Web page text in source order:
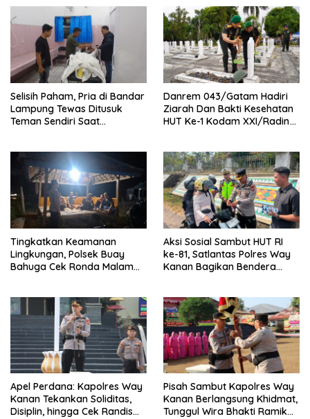
Selisih Paham, Pria di Bandar
Lampung Tewas Ditusuk
Teman Sendiri Saat
Danrem 043/Gatam Hadiri
Ziarah Dan Bakti Kesehatan
HUT Ke-1 Kodam XXI/Radin
Tingkatkan Keamanan
Lingkungan, Polsek Buay
Bahuga Cek Ronda Malam
Aksi Sosial Sambut HUT RI
ke-81, Satlantas Polres Way
Kanan Bagikan Bendera
Apel Perdana: Kapolres Way
Kanan Tekankan Soliditas,
Disiplin, hingga Cek Randis
Pisah Sambut Kapolres Way
Kanan Berlangsung Khidmat,
Tunggul Wira Bhakti Ramik